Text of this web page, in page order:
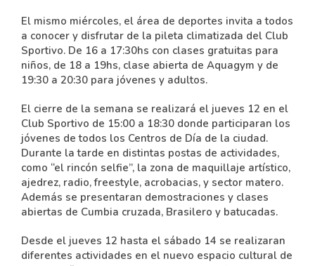
El mismo miércoles, el área de deportes invita a todos
a conocer y disfrutar de la pileta climatizada del Club
Sportivo. De 16 a 17:30hs con clases gratuitas para
niños, de 18 a 19hs, clase abierta de Aquagym y de
19:30 a 20:30 para jóvenes y adultos.
El cierre de la semana se realizará el jueves 12 en el
Club Sportivo de 15:00 a 18:30 donde participaran los
jóvenes de todos los Centros de Día de la ciudad.
Durante la tarde en distintas postas de actividades,
como “el rincón selfie”, la zona de maquillaje artístico,
ajedrez, radio, freestyle, acrobacias, y sector matero.
Además se presentaran demostraciones y clases
abiertas de Cumbia cruzada, Brasilero y batucadas.
Desde el jueves 12 hasta el sábado 14 se realizaran
diferentes actividades en el nuevo espacio cultural de